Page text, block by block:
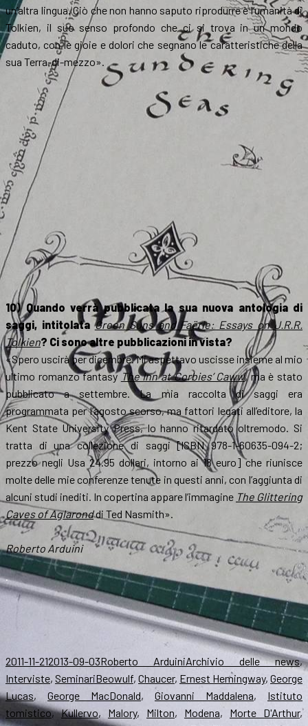
un’altra lingua. Ciò che non hanno saputo riprodurre è l’umanità di
Tolkien, il suo senso profondo che ci si trova in un mondo
caduto, con le gioie e dolori che segnano le caratteristiche della
sua Terra-di-mezzo».
10) Quando verrà pubblicata la sua nuova antologia di
saggi, intitolataGreen Suns and Faërie: Essays on J.R.R.
Tolkien? Ci sono altre pubblicazioni in vista?
«Spero uscirà per dicembre. Mi aspettavo uscisse insieme al mio
ultimo romanzo fantasyThe Inn at Corbies’ Caww, ma è stato
pubblicato a settembre. La mia raccolta di saggi era
programmata per l’agosto scorso, ma fattori legati all’editore, la
Kent State University Press, lo hanno ritardato oltremodo. Si
tratta di una collezione di saggi [ISBN 978-1-60635-094-2;
prezzo negli Usa 24.95 dollari, intorno ai 18 euro] che riunisce
molte delle mie conferenze tenute in questi anni, con l’aggiunta di
alcuni studi inediti. In copertina appare l’immagine The Glittering
Caves of Aglaronddi Ted Nasmith».
Roberto Arduini
.
Scritto
il
2011-11-212013-09-03Autore
Roberto ArduiniCategorie
Archivio delle news,
Interviste, SeminariTag
Beowulf, Chaucer, Ernest Hemingway, George
Lucas, George MacDonald, Giovanni Maddalena, Istituto
tomistico,Kullervo, Malory, Milton, Modena, Morte D'Arthur,